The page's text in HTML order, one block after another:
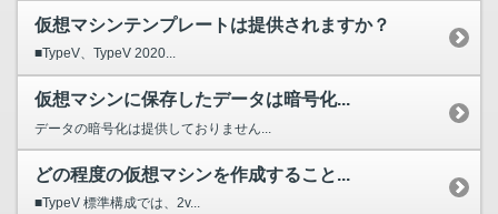
仮想マシンテンプレートは提供されますか？
■TypeV、TypeV 2020...
仮想マシンに保存したデータは暗号化...
データの暗号化は提供しておりません...
どの程度の仮想マシンを作成すること...
■TypeV 標準構成では、2v...